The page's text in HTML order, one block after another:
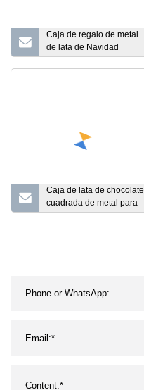
Caja de regalo de metal
de lata de Navidad
redonda para regalos de
Caja de lata de chocolate
cuadrada de metal para
acondicionamiento de